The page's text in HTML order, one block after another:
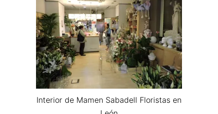
Interior de Mamen Sabadell Floristas en